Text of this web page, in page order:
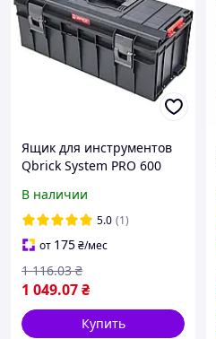
Ящик для инструментов
Qbrick System PRO 600
(mrk)
В наличии
5.0 (1)
от 175₴/мес
1 049.07₴
1 116.03 ₴
Купить